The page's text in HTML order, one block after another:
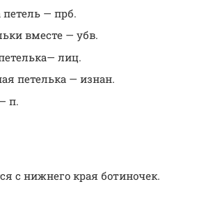
— прб.
вместе — убв.
лиц.
петелька — изнан.
п.
с нижнего края ботиночек.